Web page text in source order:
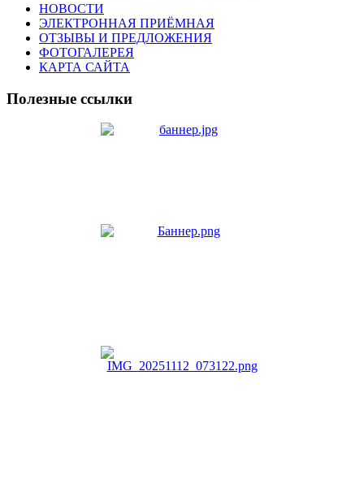
НОВОСТИ
ЭЛЕКТРОННАЯ ПРИЁМНАЯ
ОТЗЫВЫ И ПРЕДЛОЖЕНИЯ
ФОТОГАЛЕРЕЯ
КАРТА САЙТА
Полезные ссылки